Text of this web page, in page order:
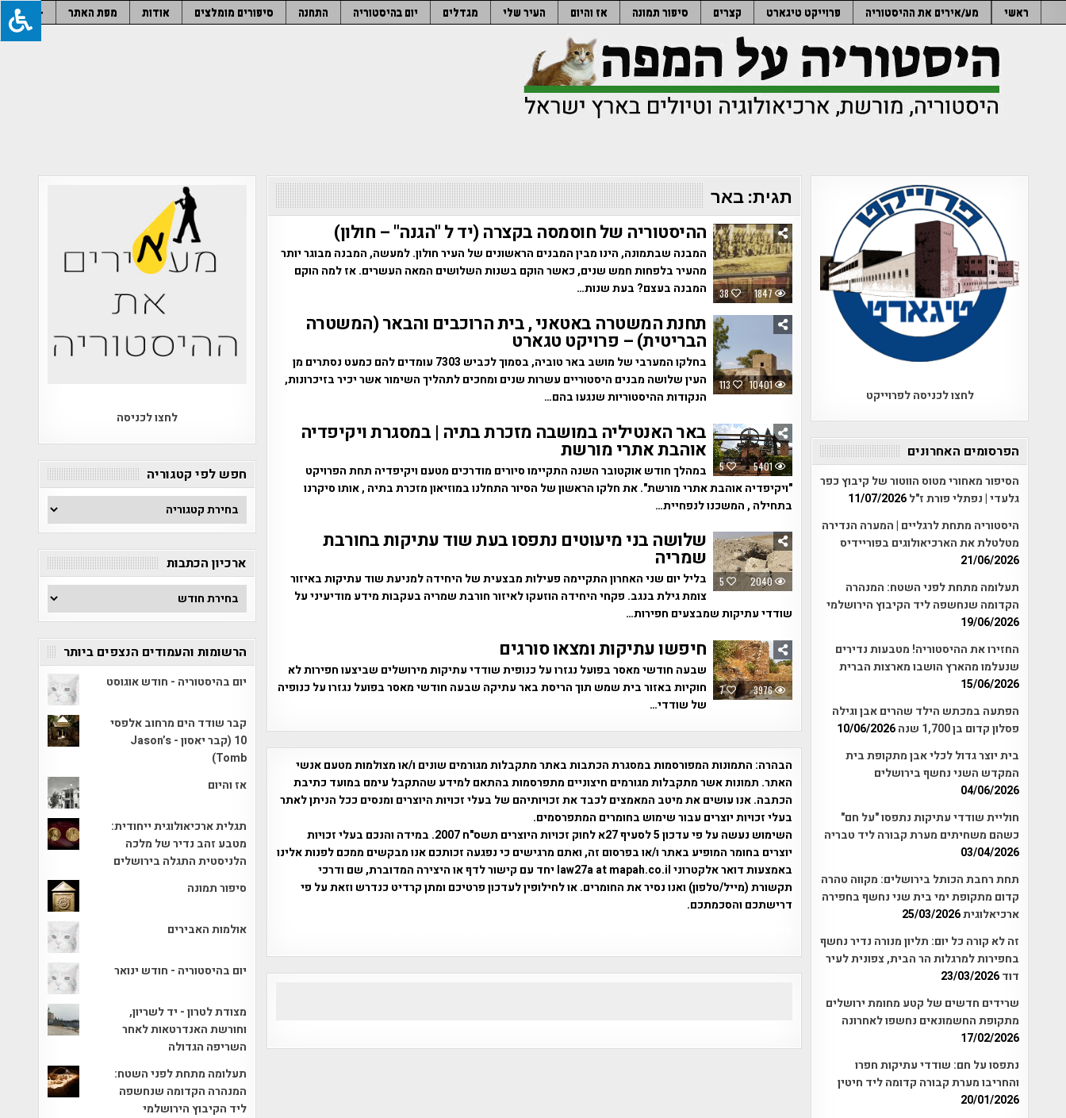
to
ראשי מע/אירים את ההיסטוריה פרוייקט טיגארט קצרים סיפור תמונה אז והיום העיר שלי מגדלים יום בהיסטוריה התחנה סיפורים מומלצים אודות מפת האתר –
תגית:באר
38 1847
ההיסטוריה של חוסמסה בקצרה (יד ל "הגנה" – חולון)
המבנה שבתמונה, הינו מבין המבנים הראשונים של העיר חולון. למעשה, המבנה מבוגר יותר
מהעיר בלפחות חמש שנים, כאשר הוקם בשנות השלושים המאה העשרים. אז למה הוקם
המבנה בעצם? בעת שנות…
113 10401
תחנת המשטרה באטאני , בית הרוכבים והבאר (המשטרה
הבריטית) – פרויקט טגארט
בחלקו המערבי של מושב באר טוביה, בסמוך לכביש 7303 עומדים להם כמעט נסתרים מן
העין שלושה מבנים היסטוריים עשרות שנים ומחכים לתהליך השימור אשר יכיר בזיכרונות,
הנקודות ההיסטוריות שנגעו בהם…
5 5401
באר האנטיליה במושבה מזכרת בתיה | במסגרת ויקיפדיה
אוהבת אתרי מורשת
במהלך חודש אוקטובר השנה התקיימו סיורים מודרכים מטעם ויקיפדיה תחת הפרויקט
"ויקיפדיה אוהבת אתרי מורשת". את חלקו הראשון של הסיור התחלנו במוזיאון מזכרת בתיה , אותו סיקרנו
בתחילה , המשכנו לנפחיית…
5 2040
שלושה בני מיעוטים נתפסו בעת שוד עתיקות בחורבת
שמריה
בליל יום שני האחרון התקיימה פעילות מבצעית של היחידה למניעת שוד עתיקות באיזור
צומת גילת בנגב. פקחי היחידה הוזעקו לאיזור חורבת שמריה בעקבות מידע מודיעיני על
שודדי עתיקות שמבצעים חפירות…
7 3976
חיפשו עתיקות ומצאו סורגים
שבעה חודשי מאסר בפועל נגזרו על כנופית שודדי עתיקות מירושלים שביצעו חפירות לא
חוקיות באזור בית שמש תוך הריסת באר עתיקה שבעה חודשי מאסר בפועל נגזרו על כנופיה
של שודדי…
הבהרה: התמונות המפורסמות במסגרת הכתבות באתר מתקבלות מגורמים שונים ו/או מצולמות מטעם אנשי
האתר. תמונות אשר מתקבלות מגורמים חיצוניים מתפרסמות בהתאם למידע שהתקבל עימם במועד כתיבת
הכתבה. אנו עושים את מיטב המאמצים לכבד את זכויותיהם של בעלי זכויות היוצרים ומנסים ככל הניתן לאתר
בעלי זכויות יוצרים עבור שימוש בחומרים המתפרסמים.
השימוש נעשה על פי עדכון 5 לסעיף 27א לחוק זכויות היוצרים תשס"ח 2007. במידה והנכם בעלי זכויות
יוצרים בחומר המופיע באתר ו/או בפרסום זה, ואתם מרגישים כי נפגעה זכותכם אנו מבקשים ממכם לפנות אלינו
באמצעות דואר אלקטרוני law27a at mapah.co.il יחד עם קישור לדף או היצירה המדוברת, שם ודרכי
תקשורת (מייל/טלפון) ואנו נסיר את החומרים. או לחילופין לעדכון פרטיכם ומתן קרדיט כנדרש וזאת על פי
דרישתכם והסכמתכם.
לחצו לכניסה לפרוייקט
הפרסומים האחרונים
הסיפור מאחורי מטוס הווטור של קיבוץ כפר
גלעדי | נפתלי פורת ז"ל11/07/2026
היסטוריה מתחת לרגליים | המערה הנדירה
מטלטלת את הארכיאולוגים בפוריידיס
21/06/2026
תעלומה מתחת לפני השטח: המנהרה
הקדומה שנחשפה ליד הקיבוץ הירושלמי
19/06/2026
החזירו את ההיסטוריה! מטבעות נדירים
שנעלמו מהארץ הושבו מארצות הברית
15/06/2026
הפתעה במכתש הילד שהרים אבן וגילה
פסלון קדום בן 1,700 שנה
10/06/2026
בית יוצר גדול לכלי אבן מתקופת בית
המקדש השני נחשף בירושלים
04/06/2026
חוליית שודדי עתיקות נתפסו "על חם"
כשהם משחיתים מערת קבורה ליד טבריה
03/04/2026
תחת רחבת הכותל בירושלים: מקווה טהרה
קדום מתקופת ימי בית שני נחשף בחפירה
ארכיאלוגית25/03/2026
זה לא קורה כל יום: תליון מנורה נדיר נחשף
בחפירות למרגלות הר הבית, צפונית לעיר
דוד23/03/2026
שרידים חדשים של קטע מחומת ירושלים
מתקופת החשמונאים נחשפו לאחרונה
17/02/2026
נתפסו על חם: שודדי עתיקות חפרו
והחריבו מערת קבורה קדומה ליד חיטין
20/01/2026
לחצו לכניסה
חפש לפי קטגוריה
חפש
לפי
קטגוריה
ארכיון הכתבות
ארכיון
הכתבות
הרשומות והעמודים הנצפים ביותר
יום בהיסטוריה - חודש אוגוסט
קבר שודד הים מרחוב אלפסי
10 (קבר יאסון - Jason’s
Tomb)
אז והיום
תגלית ארכיאולוגית ייחודית:
מטבע זהב נדיר של מלכה
הלניסטית התגלה בירושלים
סיפור תמונה
אולמות האבירים
יום בהיסטוריה - חודש ינואר
מצודת לטרון - יד לשריון,
וחורשת האנדרטאות לאחר
השריפה הגדולה
תעלומה מתחת לפני השטח:
המנהרה הקדומה שנחשפה
ליד הקיבוץ הירושלמי